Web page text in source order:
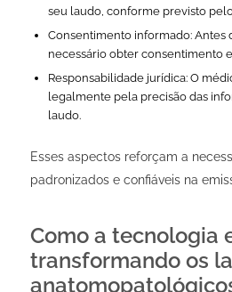
seu laudo, conforme previsto
Consentimento informado: Antes
necessário obter consentimento
Responsabilidade jurídica: O
legalmente pela precisão das
laudo.
Esses aspectos reforçam a
padronizados e confiáveis na
Como a tecnologia
transformando os